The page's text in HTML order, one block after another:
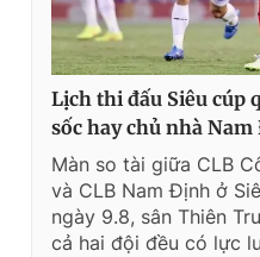
Lịch thi đấu Siêu cúp
sốc hay chủ nhà
Màn so tài giữa CLB
và CLB Nam Định ở
ngày 9.8, sân Thiên
cả hai đội đều có lực